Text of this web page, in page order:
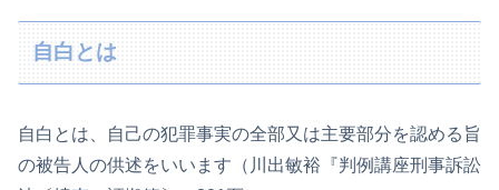
自白とは
自白とは、自己の犯罪事実の全部又は主要部分を認める旨
の被告人の供述をいいます（川出敏裕『判例講座刑事訴訟